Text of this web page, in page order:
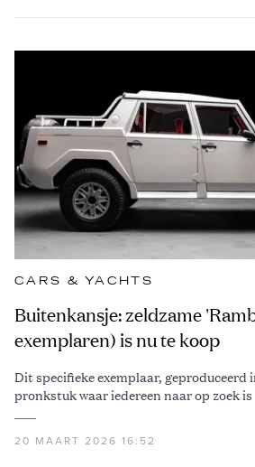
CARS & YACHTS
Buitenkansje: zeldzame
exemplaren) is nu te koop
Dit specifieke exemplaar, geproduceerd
pronkstuk waar iedereen naar op zoek is
20 MAART 2026 16:52